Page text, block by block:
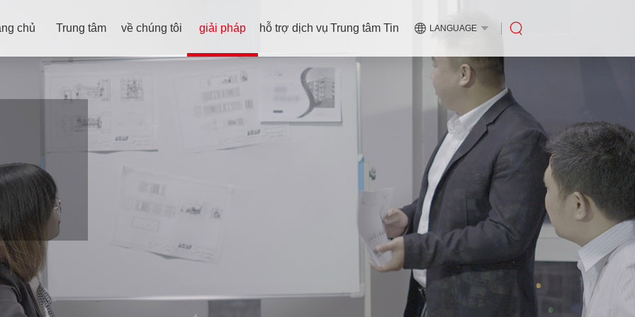
chủ Trung tâm
sản phẩm
về chúng tôi giải pháp hỗ trợ dịch vụ Trung tâm Tin LANGUAGE